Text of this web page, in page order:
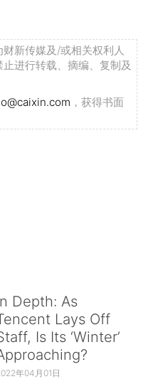
新传媒及/或相关权利人
进行转载、摘编、复制及
，获得书面
Depth: As
Lays Off
Is Its ‘Winter’
年04月01日